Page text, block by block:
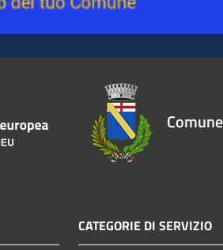
CATEGORIE DI SERVIZIO